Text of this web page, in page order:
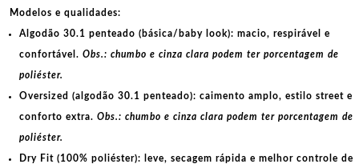
Modelos e qualidades:
Algodão 30.1 penteado (básica/baby look): macio, respirável e
confortável. Obs.: chumbo e cinza clara podem ter porcentagem de
poliéster.
Oversized (algodão 30.1 penteado): caimento amplo, estilo street e
conforto extra. Obs.: chumbo e cinza clara podem ter porcentagem de
poliéster.
Dry Fit (100% poliéster): leve, secagem rápida e melhor controle de